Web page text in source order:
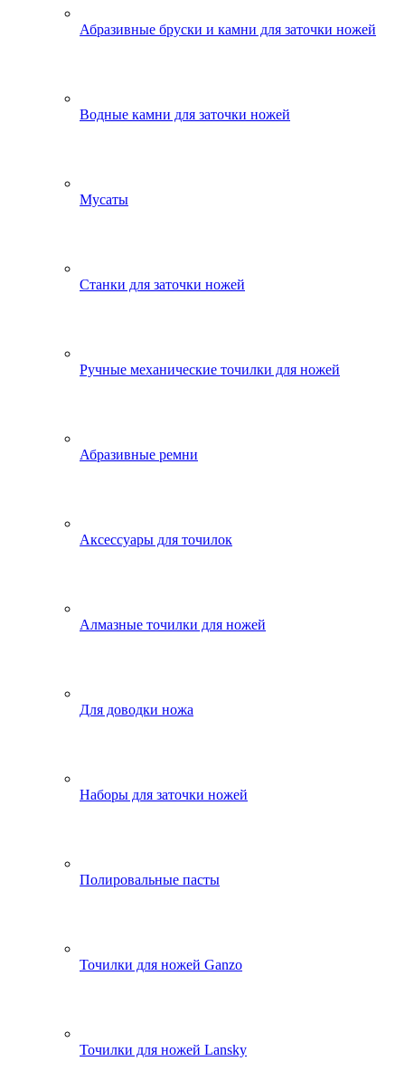
Абразивные бруски и камни для заточки ножей
Водные камни для заточки ножей
Мусаты
Станки для заточки ножей
Ручные механические точилки для ножей
Абразивные ремни
Аксессуары для точилок
Алмазные точилки для ножей
Для доводки ножа
Наборы для заточки ножей
Полировальные пасты
Точилки для ножей Ganzo
Точилки для ножей Lansky